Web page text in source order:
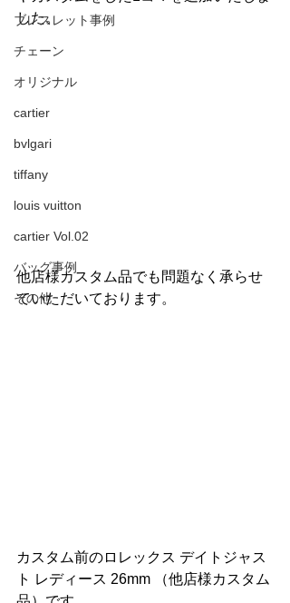
ブレスレット事例
チェーン
オリジナル
cartier
bvlgari
tiffany
louis vuitton
cartier Vol.02
バッグ事例
その他
した。
他店様カスタム品でも問題なく承らせ
ていただいております。
カスタム前のロレックス デイトジャス
ト レディース 26mm （他店様カスタム